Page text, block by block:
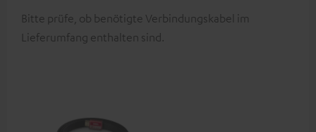
Bitte prüfe, ob benötigte Verbindungskabel im
Lieferumfang enthalten sind.